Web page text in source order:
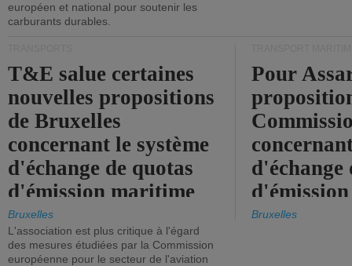
européen et national pour soutenir les
carburants durables.
T&E salue certaines
nouvelles propositions
de Bruxelles
concernant le système
d'échange de quotas
d'émission maritime
de l'UE.
Bruxelles
L'association est plus critique à l'égard
des mesures étudiées par la Commission
européenne pour le secteur de l'aviation
Pour
d'échange
timide,
Bruxelles